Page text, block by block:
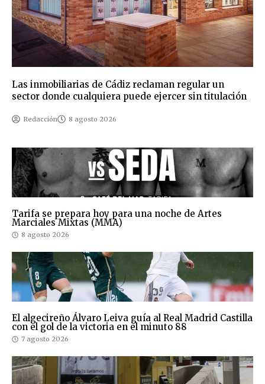
Las inmobiliarias de Cádiz reclaman regular un
sector donde cualquiera puede ejercer sin titulación
Redacción 8 agosto 2026
Tarifa se prepara hoy para una noche de Artes
Marciales Mixtas (MMA)
8 agosto 2026
El algecireño Álvaro Leiva guía al Real Madrid Castilla
con el gol de la victoria en el minuto 88
7 agosto 2026